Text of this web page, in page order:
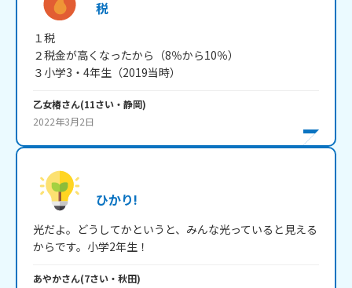
税
１税
２税金が高くなったから（8％から10％）
３小学3・4年生（2019当時）
乙女椿さん(11さい・ 静岡)
2022年3月2日
ひかり!
光だよ。どうしてかというと、みんな光っていると見える
からです。小学2年生！
あやかさん(7さい・ 秋田)